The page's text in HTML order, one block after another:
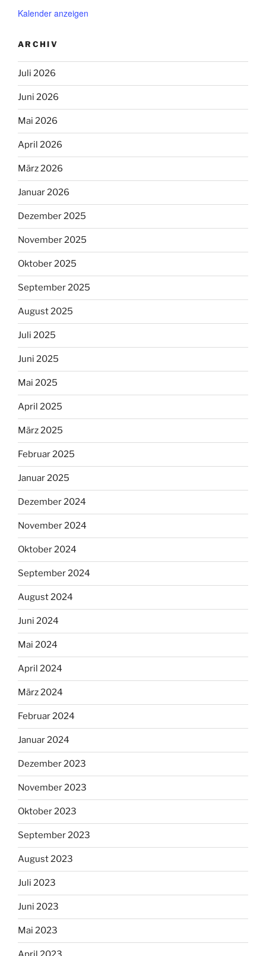
Kalender anzeigen
ARCHIV
Juli 2026
Juni 2026
Mai 2026
April 2026
März 2026
Januar 2026
Dezember 2025
November 2025
Oktober 2025
September 2025
August 2025
Juli 2025
Juni 2025
Mai 2025
April 2025
März 2025
Februar 2025
Januar 2025
Dezember 2024
November 2024
Oktober 2024
September 2024
August 2024
Juni 2024
Mai 2024
April 2024
März 2024
Februar 2024
Januar 2024
Dezember 2023
November 2023
Oktober 2023
September 2023
August 2023
Juli 2023
Juni 2023
Mai 2023